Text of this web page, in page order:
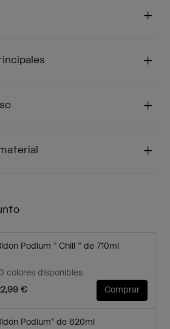
Podium ® Chill ™ de 710ml
colores disponibles
€
Comprar
Podium® de 620ml